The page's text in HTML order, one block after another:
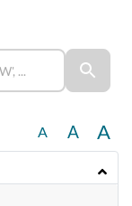
A A A